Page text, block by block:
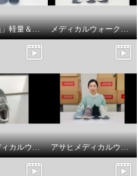
「快歩主義」軽量＆脱ぎ履きラクラク！ゴム紐シューズの商品紹介とサイズについてです メディカルウォークファスナー付 やわらか合皮スニーカー ＳＨＭプラスの商品説明とサイズについて
アサヒメディカルウォーク ファスナー付スニーカー ＳＨＭプラス履き方のポイント アサヒメディカルウォーク ファスナー付スニーカー ＳＨＭプラスの紹介とサイズについて